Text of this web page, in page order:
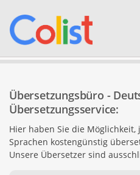
Firmenverzeichnis
Webseiten
Internet-Shops
Übersetzungsbüro -
Übersetzungsservice:
Hier haben Sie die
Sprachen kostengünstig
Unsere Übersetzer sind